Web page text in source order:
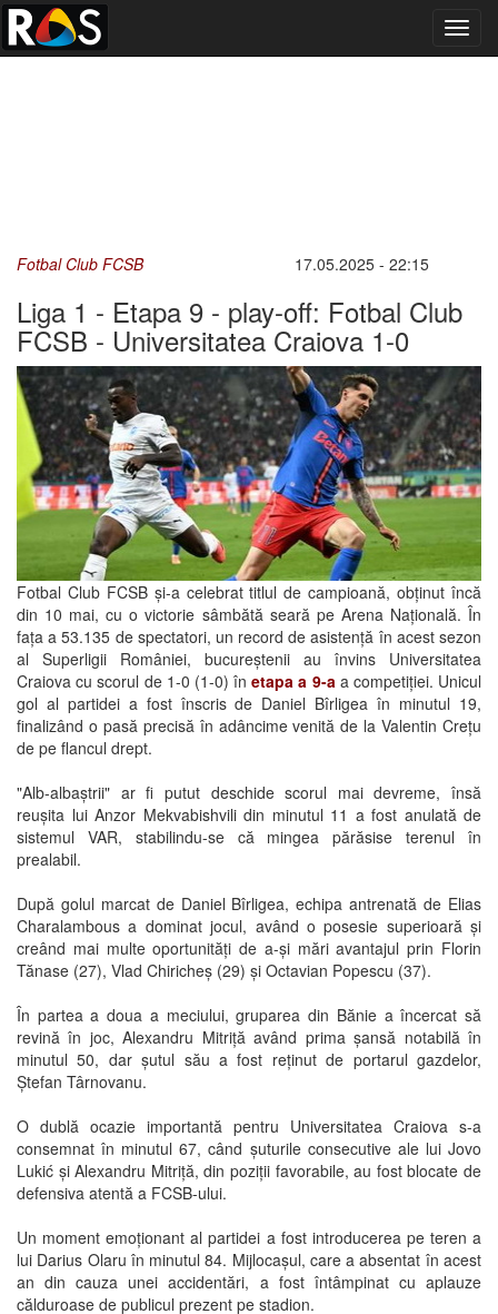
Fotbal Club FCSB 17.05.2025 - 22:15
Liga 1 - Etapa 9 - play-off: Fotbal Club
FCSB - Universitatea Craiova 1-0
Fotbal Club FCSB și-a celebrat titlul de campioană, obținut încă
din 10 mai, cu o victorie sâmbătă seară pe Arena Națională. În
fața a 53.135 de spectatori, un record de asistență în acest sezon
al Superligii României, bucureștenii au învins Universitatea
Craiova cu scorul de 1-0 (1-0) înetapa a 9-aa competiției. Unicul
gol al partidei a fost înscris de Daniel Bîrligea în minutul 19,
finalizând o pasă precisă în adâncime venită de la Valentin Crețu
de pe flancul drept.
"Alb-albaștrii" ar fi putut deschide scorul mai devreme, însă
reușita lui Anzor Mekvabishvili din minutul 11 a fost anulată de
sistemul VAR, stabilindu-se că mingea părăsise terenul în
prealabil.
După golul marcat de Daniel Bîrligea, echipa antrenată de Elias
Charalambous a dominat jocul, având o posesie superioară și
creând mai multe oportunități de a-și mări avantajul prin Florin
Tănase (27), Vlad Chiricheș (29) și Octavian Popescu (37).
În partea a doua a meciului, gruparea din Bănie a încercat să
revină în joc, Alexandru Mitriță având prima șansă notabilă în
minutul 50, dar șutul său a fost reținut de portarul gazdelor,
Ștefan Târnovanu.
O dublă ocazie importantă pentru Universitatea Craiova s-a
consemnat în minutul 67, când șuturile consecutive ale lui Jovo
Lukić și Alexandru Mitriță, din poziții favorabile, au fost blocate de
defensiva atentă a FCSB-ului.
Un moment emoționant al partidei a fost introducerea pe teren a
lui Darius Olaru în minutul 84. Mijlocașul, care a absentat în acest
an din cauza unei accidentări, a fost întâmpinat cu aplauze
călduroase de publicul prezent pe stadion.